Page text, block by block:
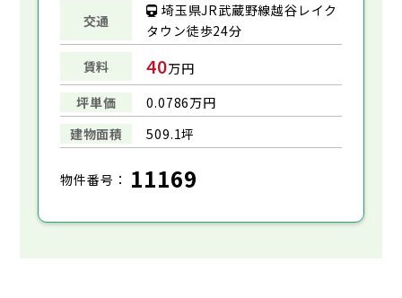
交通
埼玉県JR武蔵野線越谷レイク
タウン徒歩24分
賃料
40万円
坪単価
0.0786万円
建物面積
509.1坪
物件番号： 11169